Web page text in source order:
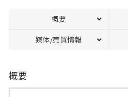
概要
媒体/売買情報
概要